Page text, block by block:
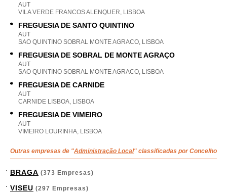
AUT
VILA VERDE FRANCOS ALENQUER, LISBOA
FREGUESIA DE SANTO QUINTINO
AUT
SAO QUINTINO SOBRAL MONTE AGRACO, LISBOA
FREGUESIA DE SOBRAL DE MONTE AGRAÇO
AUT
SAO QUINTINO SOBRAL MONTE AGRACO, LISBOA
FREGUESIA DE CARNIDE
AUT
CARNIDE LISBOA, LISBOA
FREGUESIA DE VIMEIRO
AUT
VIMEIRO LOURINHA, LISBOA
Outras empresas de "Administração Local" classificadas por Concelho
BRAGA (373 Empresas)
VISEU (297 Empresas)